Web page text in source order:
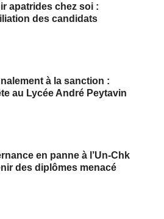
apatrides chez soi :
des candidats
à la sanction :
au Lycée André Peytavin
en panne à l’Un-Chk
des diplômes menacé